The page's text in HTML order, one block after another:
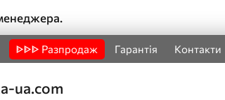
ᐈᐈᐈ Разпродаж Гарантія Контакти
ua.com